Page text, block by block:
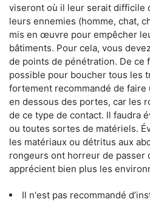
viseront où il leur serait difficile
leurs ennemies (homme, chat,
mis en œuvre pour empêcher
bâtiments. Pour cela, vous
de points de pénétration. De ce
possible pour boucher tous les
fortement recommandé de faire
en dessous des portes, car les
de ce type de contact. Il faudra
ou toutes sortes de matériels.
les matériaux ou détritus aux
rongeurs ont horreur de passer
apprécient bien plus les
Il n'est pas recommandé